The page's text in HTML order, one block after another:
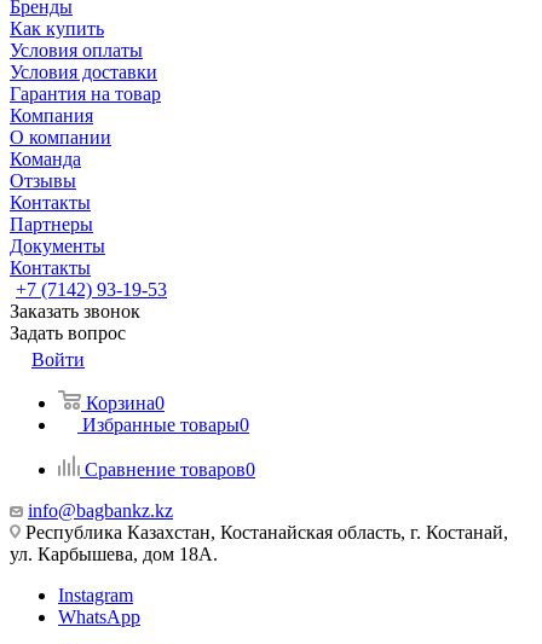
Бренды
Как купить
Условия оплаты
Условия доставки
Гарантия на товар
Компания
О компании
Команда
Отзывы
Контакты
Партнеры
Документы
Контакты
+7 (7142) 93-19-53
Заказать звонок
Задать вопрос
Войти
Корзина0
Избранные товары0
Сравнение товаров0
info@bagbankz.kz
Республика Казахстан, Костанайская область, г. Костанай,
ул. Карбышева, дом 18А.
Instagram
WhatsApp